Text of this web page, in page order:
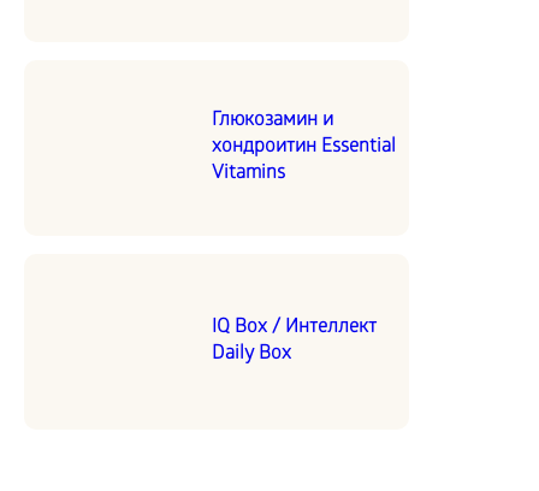
Глюкозамин и
хондроитин Essential
Vitamins
IQ Box / Интеллект
Daily Box